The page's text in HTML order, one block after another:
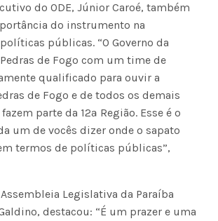
do ODE, Júnior Caroé, também
do instrumento na
públicas. “O Governo da
de Fogo com um time de
qualificado para ouvir a
de Fogo e de todos os demais
parte da 12ª Região. Esse é o
um de vocês dizer onde o sapato
termos de políticas públicas”,
Legislativa da Paraíba
destacou: “É um prazer e uma